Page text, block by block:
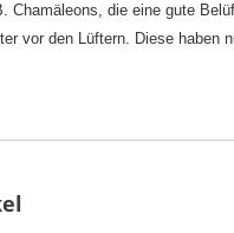
die eine gute
vor den Lüftern. Diese haben